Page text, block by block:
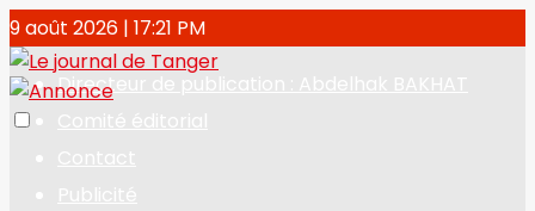
9 août 2026 | 17:21 PM
Directeur de publication : Abdelhak BAKHAT